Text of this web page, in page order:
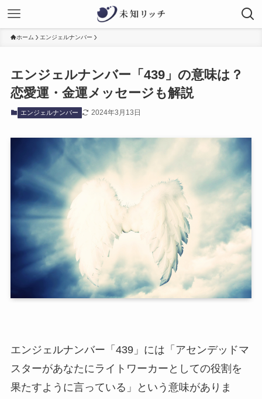
ホーム エンジェルナンバー
エンジェルナンバー「439」の意味は？
恋愛運・金運メッセージも解説
エンジェルナンバー 2024年3月13日
エンジェルナンバー「439」には「アセンデッドマ
スターがあなたにライトワーカーとしての役割を
果たすように言っている」という意味がありま